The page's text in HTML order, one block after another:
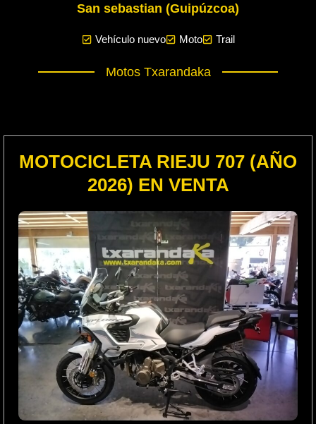
San sebastian (Guipúzcoa)
Vehículo nuevo Moto Trail
Motos Txarandaka
MOTOCICLETA RIEJU 707 (AÑO
2026) EN VENTA